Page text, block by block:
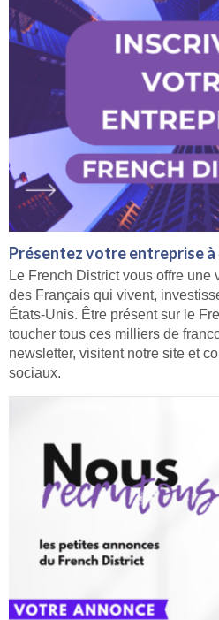
Présentez votre entreprise
Le French District vous offre
des Français qui vivent,
États-Unis. Être présent sur le
toucher tous ces milliers de
newsletter, visitent notre site et
sociaux.